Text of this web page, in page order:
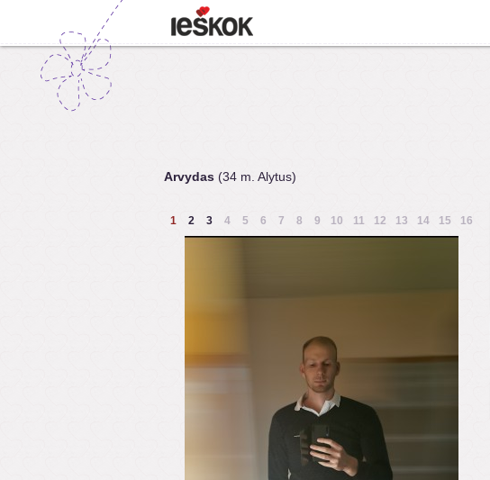
Arvydas (34 m. Alytus)
1 2 3 4 5 6 7 8 9 10 11 12 13 14 15 16